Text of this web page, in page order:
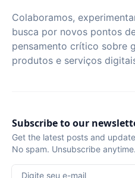
Colaboramos,
busca por novos pontos
pensamento crítico sobre
produtos e serviços
Subscribe to our
Get the latest posts and
No spam. Unsubscribe anytime.
Digite seu e-mail